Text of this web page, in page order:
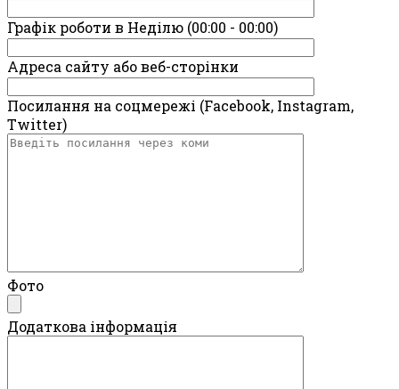
Графік роботи в Неділю (00:00 - 00:00)
Адреса сайту або веб-сторінки
Посилання на соцмережі (Facebook, Instagram,
Twitter)
Фото
Додаткова інформація